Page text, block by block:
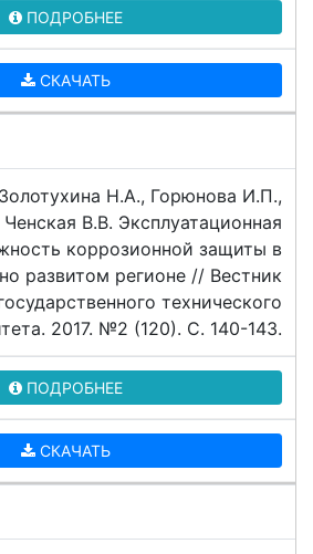
ПОДРОБНЕЕ
СКАЧАТЬ
Н.А., Горюнова И.П.,
В.В. Эксплуатационная
коррозионной защиты в
развитом регионе // Вестник
технического
2017. №2 (120). C. 140-143.
ПОДРОБНЕЕ
СКАЧАТЬ